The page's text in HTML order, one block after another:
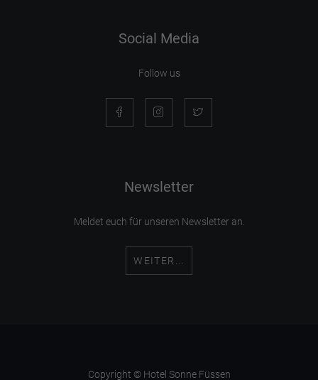
Social Media
Follow us
Newsletter
Meldet euch für unseren Newsletter an.
WEITER...
Copyright © Hotel Sonne Füssen